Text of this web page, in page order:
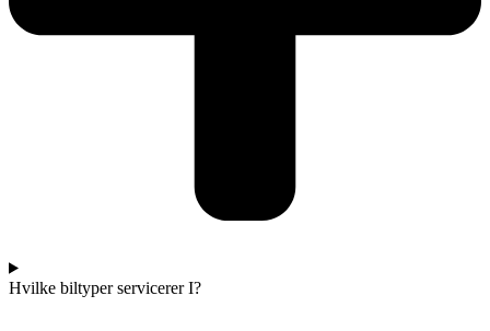
Hvilke biltyper servicerer I?